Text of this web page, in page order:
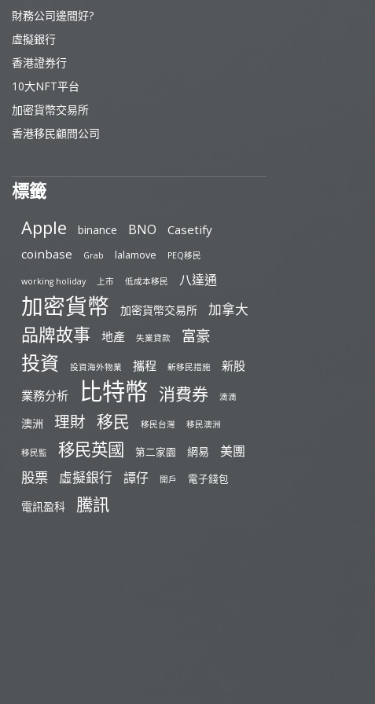
財務公司邊間好?
虛擬銀行
香港證券行
10大NFT平台
加密貨幣交易所
香港移民顧問公司
標籤
Apple binance BNO
Casetify
coinbase
Grab lalamove PEQ移民
working holiday 上市 低成本移民 八達通
加密貨幣 加密貨幣交易所 加拿大
品牌故事 地產 失業貸款 富豪
投資 投資海外物業 攜程 新移民措施
新股
業務分析
比特幣 消費券 滴滴
澳洲 理財 移民 移民台灣 移民澳洲
移民監 移民英國 第二家園 網易 美團
股票 虛擬銀行 譚仔 開戶 電子錢包
電訊盈科 騰訊